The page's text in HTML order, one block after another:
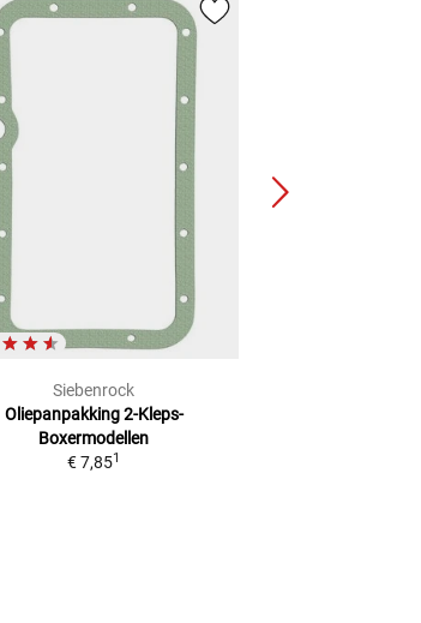
Siebenrock
Oliepanpakking 2-Kleps-
Boxermodellen
€ 7,851